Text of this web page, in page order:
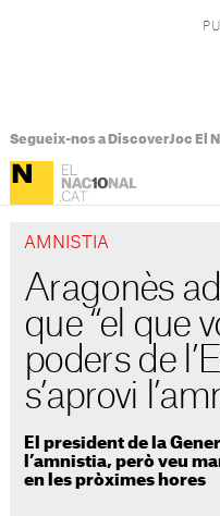
Segueix-nos a DiscoverJoc El
AMNISTIA
Aragonès
que “el que
poders de
s’aprovi
El president de la
l’amnistia, però veu
en les pròximes hores